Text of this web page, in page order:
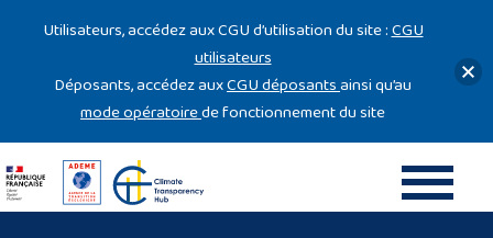
Utilisateurs, accédez aux CGU d’utilisation du site :CGU
utilisateurs
Déposants, accédez auxCGU déposantsainsi qu’au
mode opératoirede fonctionnement du site